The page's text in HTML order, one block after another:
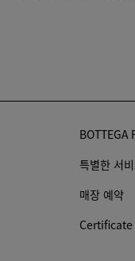
BOTTEGA
특별한 서
매장 예약